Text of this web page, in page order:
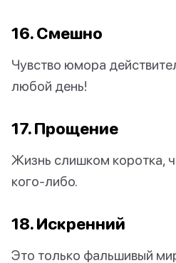
16. Смешно
Чувство юмора
любой день!
17. Прощение
Жизнь слишком коротка,
кого-либо.
18. Искренний
Это только фальшивый